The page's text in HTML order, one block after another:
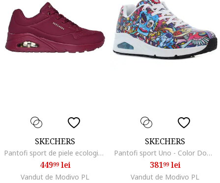
SKECHERS
Pantofi sport de piele ecologica Uno Stand On Air, Violet tyrian
44999lei
Vandut de Modivo PL
SKECHERS
Pantofi sport Uno - Color Doodle pattern pentru femei Mărime:, Rosu
38199lei
Vandut de Modivo PL